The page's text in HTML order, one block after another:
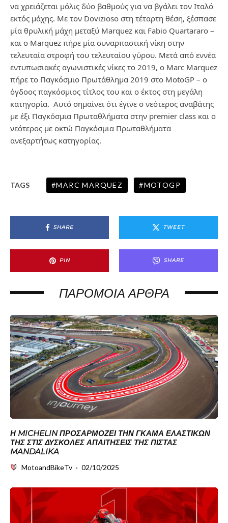
να χρειάζεται μόλις δύο βαθμούς για να βγάλει τον Ιταλό
εκτός μάχης. Με τον Dovizioso στη τέταρτη θέση, ξέσπασε
μία θρυλική μάχη μεταξύ Marquez και Fabio Quartararo –
και ο Marquez πήρε μία συναρπαστική νίκη στην
τελευταία στροφή του τελευταίου γύρου. Μετά από εννέα
εντυπωσιακές αγωνιστικές νίκες το 2019, ο Marc Marquez
πήρε το Παγκόσμιο Πρωτάθλημα 2019 στο MotoGP – ο
όγδοος παγκόσμιος τίτλος του και ο έκτος στη μεγάλη
κατηγορία. Αυτό σημαίνει ότι έγινε ο νεότερος αναβάτης
με έξι Παγκόσμια Πρωταθλήματα στην premier class και ο
νεότερος με οκτώ Παγκόσμια Πρωταθλήματα
ανεξαρτήτως κατηγορίας.
TAGS MARC MARQUEZ MOTOGP
SHARE TWEET
PIN SHARE
ΠΑΡΌΜΟΙΑ ΆΡΘΡΑ
Η MICHELIN ΠΡΟΣΑΡΜΌΖΕΙ ΤΗΝ ΓΚΆΜΑ ΕΛΑΣΤΙΚΏΝ
ΤΗΣ ΣΤΙΣ ΔΎΣΚΟΛΕΣ ΑΠΑΙΤΉΣΕΙΣ ΤΗΣ ΠΊΣΤΑΣ
MANDALIKA
MotoandBikeTv · 02/10/2025